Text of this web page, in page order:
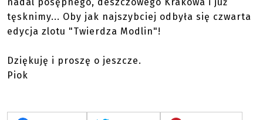
tęsknimy... Oby jak najszybciej odbyła się czwarta
edycja zlotu "Twierdza Modlin"!
Dziękuję i proszę o jeszcze.
Piok